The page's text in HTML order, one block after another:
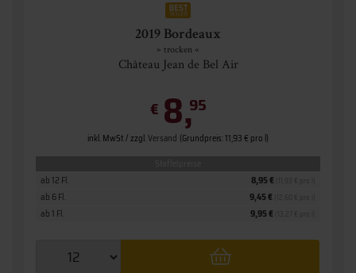
2019 Bordeaux
» trocken «
Château Jean de Bel Air
€ 8,95
inkl. MwSt. / zzgl.Versand (Grundpreis: 11,93 € pro l)
ab 1 Fl. 9,95 €
ab 6 Fl. 9,45 €
ab 12 Fl. 8,95 €